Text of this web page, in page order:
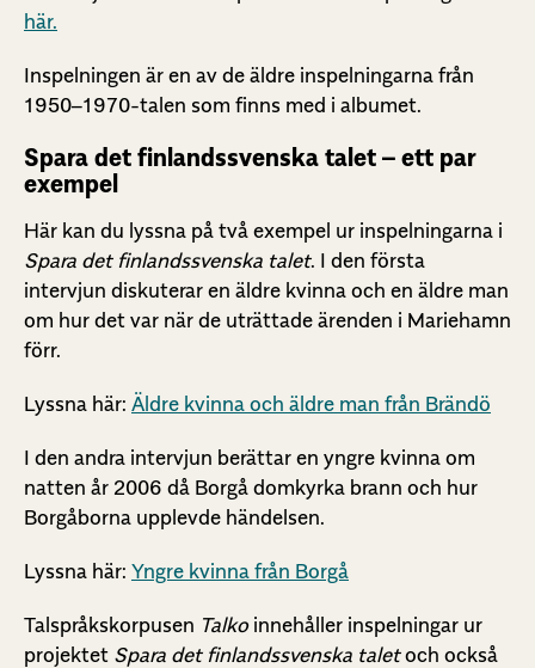
här.
Inspelningen är en av de äldre inspelningarna från
1950–1970-talen som finns med i albumet.
Spara det finlandssvenska talet – ett par
exempel
Här kan du lyssna på två exempel ur inspelningarna i
Spara det finlandssvenska talet. I den första
intervjun diskuterar en äldre kvinna och en äldre man
om hur det var när de uträttade ärenden i Mariehamn
förr.
Lyssna här: Äldre kvinna och äldre man från Brändö
I den andra intervjun berättar en yngre kvinna om
natten år 2006 då Borgå domkyrka brann och hur
Borgåborna upplevde händelsen.
Lyssna här: Yngre kvinna från Borgå
Talspråkskorpusen Talkoinnehåller inspelningar ur
projektet Spara det finlandssvenska taletoch också